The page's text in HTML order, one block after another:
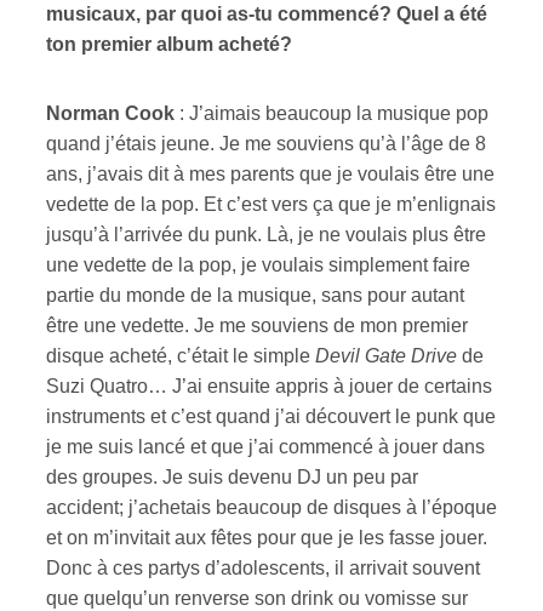
musicaux, par quoi as-tu commencé? Quel a été
ton premier album acheté?
Norman Cook : J’aimais beaucoup la musique pop
quand j’étais jeune. Je me souviens qu’à l’âge de 8
ans, j’avais dit à mes parents que je voulais être une
vedette de la pop. Et c’est vers ça que je m’enlignais
jusqu’à l’arrivée du punk. Là, je ne voulais plus être
une vedette de la pop, je voulais simplement faire
partie du monde de la musique, sans pour autant
être une vedette. Je me souviens de mon premier
disque acheté, c’était le simple Devil Gate Drive de
Suzi Quatro… J’ai ensuite appris à jouer de certains
instruments et c’est quand j’ai découvert le punk que
je me suis lancé et que j’ai commencé à jouer dans
des groupes. Je suis devenu DJ un peu par
accident; j’achetais beaucoup de disques à l’époque
et on m’invitait aux fêtes pour que je les fasse jouer.
Donc à ces partys d’adolescents, il arrivait souvent
que quelqu’un renverse son drink ou vomisse sur